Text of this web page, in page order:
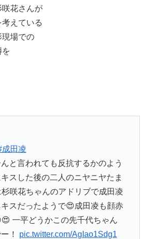
花さんが
えている
現場での
を
成田凌
と言われても反抗するかのよう
スした後の二人のニヤニヤたま
咲花ちゃんのアドリブで成田凌
スだったようで😍成田凌も顔赤
一平どうかこの先千代ちゃん
！ pic.twitter.com/AgIao1Sdg1